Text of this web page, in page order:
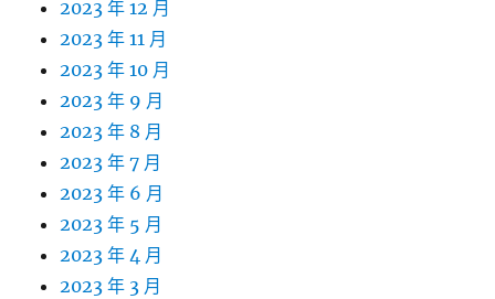
2023 年 12 月
2023 年 11 月
2023 年 10 月
2023 年 9 月
2023 年 8 月
2023 年 7 月
2023 年 6 月
2023 年 5 月
2023 年 4 月
2023 年 3 月